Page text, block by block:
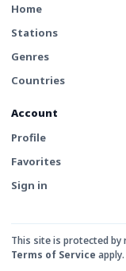
Home
Stations
Genres
Countries
Account
Profile
Favorites
Sign in
This site is protected by
Terms of Service apply.